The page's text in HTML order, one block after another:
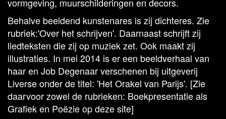
Behalve beeldend kunstenares is zij dichteres. Zie
rubriek:'Over het schrijven'. Daarnaast schrijft zij
liedteksten die zij op muziek zet. Ook maakt zij
illustraties. In mei 2014 is er een beeldverhaal van
haar en Job Degenaar verschenen bij uitgeverij
Liverse onder de titel: 'Het Orakel van Parijs'. [Zie
daarvoor zowel de rubrieken: Boekpresentatie als
Grafiek en Poëzie op deze site]